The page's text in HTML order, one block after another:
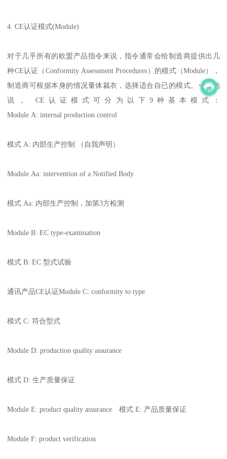
4. CE认证模式(Module)
对于几乎所有的欧盟产品指令来说，指令通常会给制造商提供出几
种CE认证（Conformity Assessment Procedures）的模式（Module），
制造商可根据本身的情况量体裁衣，选择适合自已的模式。一般地
说， CE认证模式可分为以下9种基本模式：
Module A: internal production control
模式 A: 内部生产控制 （自我声明）
Module Aa: intervention of a Notified Body
模式 Aa: 内部生产控制，加第3方检测
Module B: EC type-examination
模式 B: EC 型式试验
通讯产品CE认证Module C: conformity to type
模式 C: 符合型式
Module D: production quality assurance
模式 D: 生产质量保证
Module E: product quality assurance 模式 E: 产品质量保证
Module F: product verification